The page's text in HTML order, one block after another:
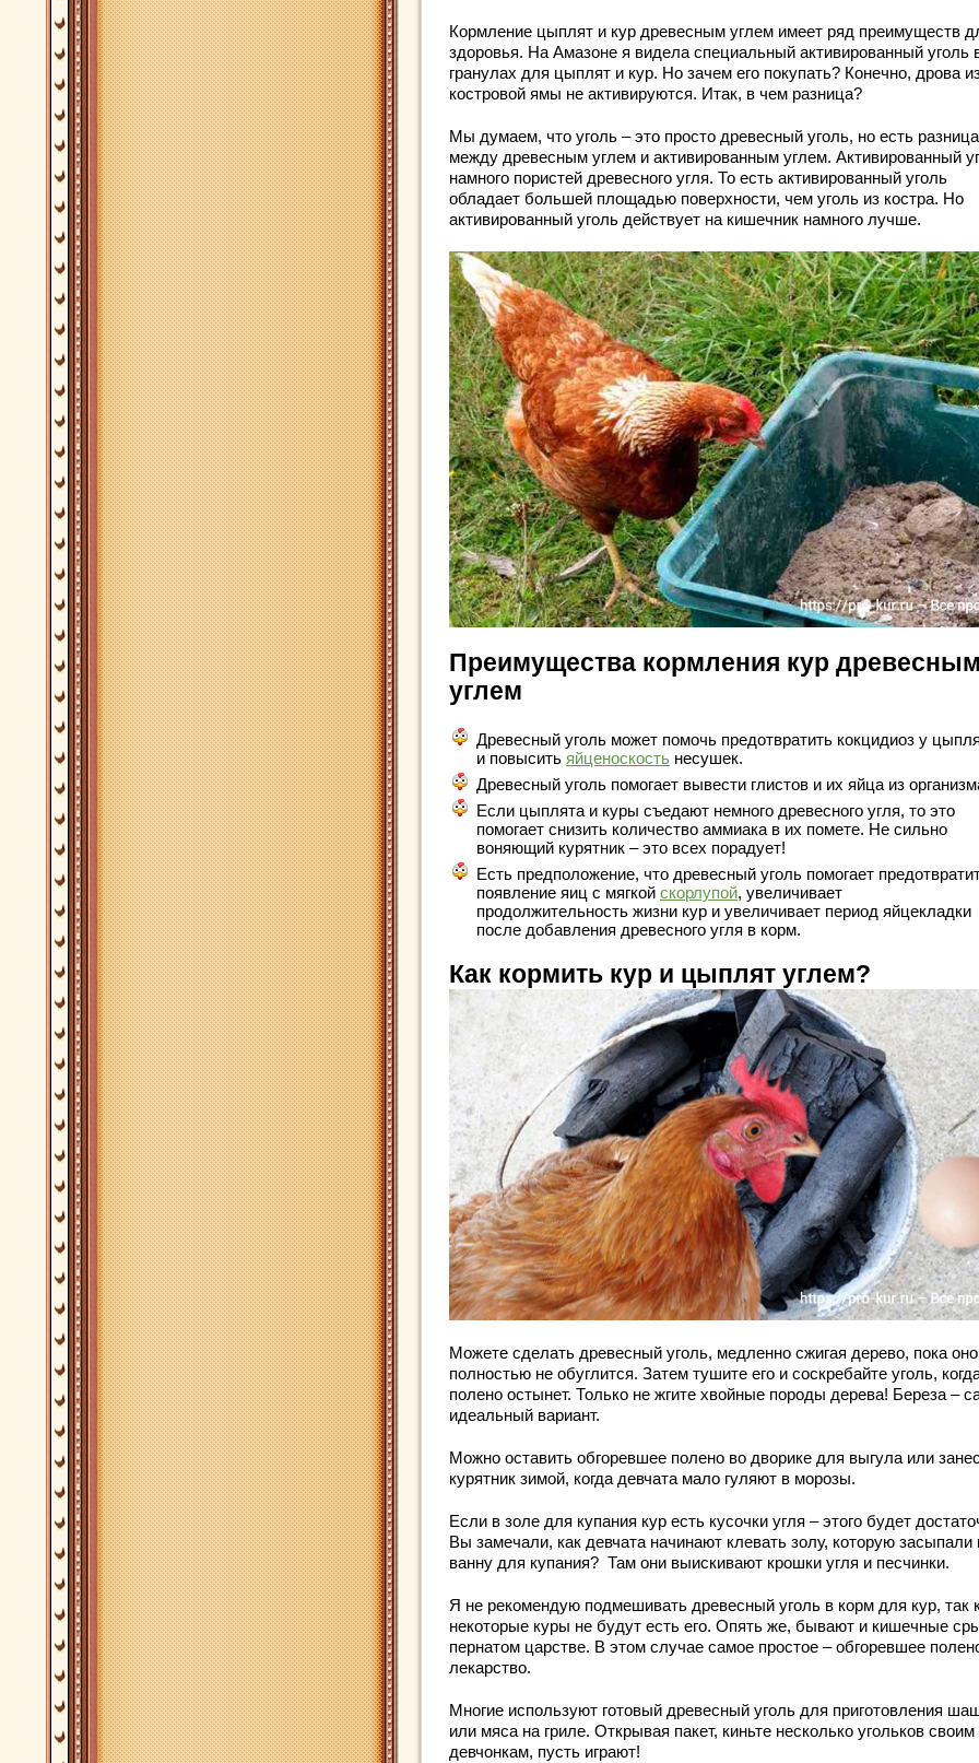
Кормление цыплят и кур древесным углем имеет ряд преимуществ
здоровья. На Амазоне я видела специальный активированный уголь
гранулах для цыплят и кур. Но зачем его покупать? Конечно, дрова
костровой ямы не активируются. Итак, в чем разница?
Мы думаем, что уголь – это просто древесный уголь, но есть разница
между древесным углем и активированным углем. Активированный
намного пористей древесного угля. То есть активированный уголь
обладает большей площадью поверхности, чем уголь из костра. Но
активированный уголь действует на кишечник намного лучше.
Преимущества кормления кур
углем
Древесный уголь может помочь предотвратить кокцидиоз у
и повысить яйценоскость несушек.
Древесный уголь помогает вывести глистов и их яйца из
Если цыплята и куры съедают немного древесного угля, то это
помогает снизить количество аммиака в их помете. Не сильно
воняющий курятник – это всех порадует!
Есть предположение, что древесный уголь помогает
появление яиц с мягкой скорлупой, увеличивает
продолжительность жизни кур и увеличивает период яйцекладки
после добавления древесного угля в корм.
Как кормить кур и цыплят углем?
Можете сделать древесный уголь, медленно сжигая дерево, пока оно
полностью не обуглится. Затем тушите его и соскребайте уголь,
полено остынет. Только не жгите хвойные породы дерева! Береза –
идеальный вариант.
Можно оставить обгоревшее полено во дворике для выгула или
курятник зимой, когда девчата мало гуляют в морозы.
Если в золе для купания кур есть кусочки угля – этого будет
Вы замечали, как девчата начинают клевать золу, которую засыпали
ванну для купания? Там они выискивают крошки угля и песчинки.
Я не рекомендую подмешивать древесный уголь в корм для кур, так
некоторые куры не будут есть его. Опять же, бывают и кишечные
пернатом царстве. В этом случае самое простое – обгоревшее
лекарство.
Многие используют готовый древесный уголь для приготовления
или мяса на гриле. Открывая пакет, киньте несколько угольков своим
девчонкам, пусть играют!